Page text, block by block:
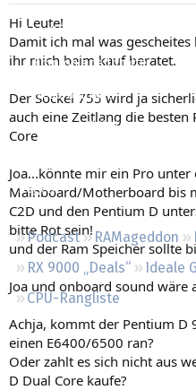
Aktuelles
Empfohlene Inhalte
Neue Beiträge
Neueste Aktivitäten
Regeln
Podcast RAMageddon
RX 9000 „Deals“
Ideale
CPU-Rangliste
Hi Leute!
Damit ich mal was
ihr mich beim kauf beratet.
Der Sockel 755 wird ja
auch eine Zeitlang die besten
Core
Joa...könnte mir ein Pro unter
Mainboard/Motherboard bis
C2D und den Pentium D
bitte Rot sein!
und der Ram Speicher sollte
Joa und onboard sound wäre
Achja, kommt der Pentium D
einen E6400/6500 ran?
Oder zahlt es sich nicht aus
D Dual Core kaufe?